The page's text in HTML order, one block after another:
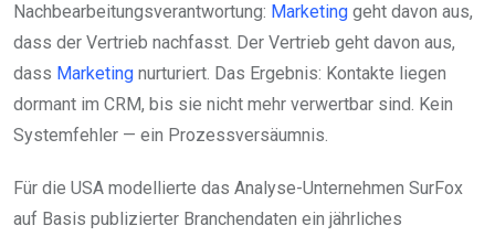
Nachbearbeitungsverantwortung: Marketing geht davon aus,
dass der Vertrieb nachfasst. Der Vertrieb geht davon aus,
dass Marketing nurturiert. Das Ergebnis: Kontakte liegen
dormant im CRM, bis sie nicht mehr verwertbar sind. Kein
Systemfehler — ein Prozessversäumnis.
Für die USA modellierte das Analyse-Unternehmen SurFox
auf Basis publizierter Branchendaten ein jährliches